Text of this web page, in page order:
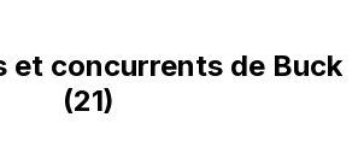
et concurrents de Buck
(21)